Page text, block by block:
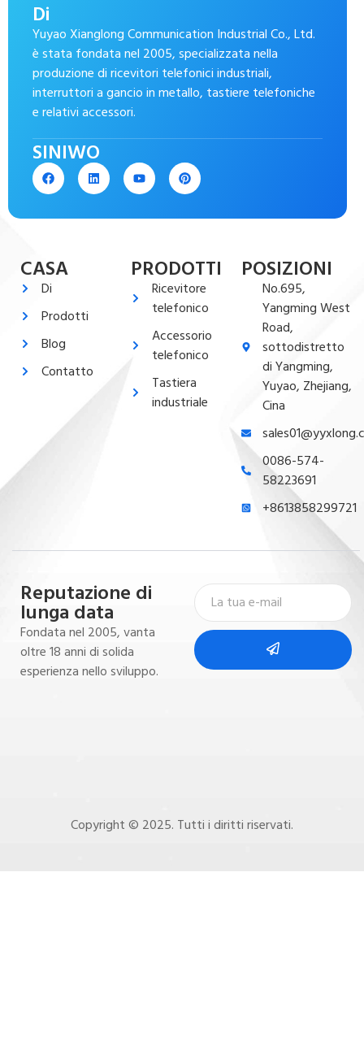
Di
Yuyao Xianglong Communication Industrial Co., Ltd.
è stata fondata nel 2005, specializzata nella
produzione di ricevitori telefonici industriali,
interruttori a gancio in metallo, tastiere telefoniche
e relativi accessori.
SINIWO
CASA
Di
Prodotti
Blog
Contatto
PRODOTTI
Ricevitore
telefonico
Accessorio
telefonico
Tastiera
industriale
POSIZIONI
No.695,
Yangming West
Road,
sottodistretto
di Yangming,
Yuyao, Zhejiang,
Cina
0086-574-
58223691
+8613858299721
Reputazione di
lunga data
Fondata nel 2005, vanta
oltre 18 anni di solida
esperienza nello sviluppo.
Copyright © 2025. Tutti i diritti riservati.